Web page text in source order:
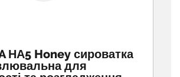
НА5 Honey сироватка
для